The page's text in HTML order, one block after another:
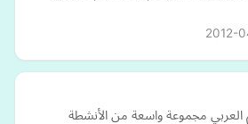
2012-
العربي مجموعة واسعة من الأنشطة